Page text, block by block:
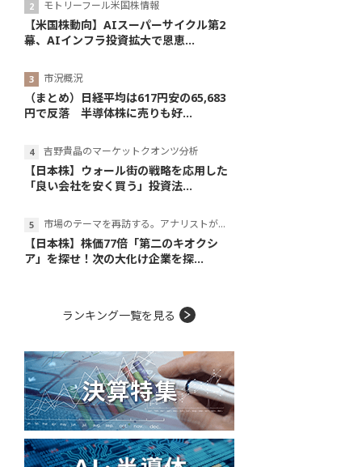
モトリーフール米国株情報
【米国株動向】AIスーパーサイクル第2
幕、AIインフラ投資拡大で恩恵...
市況概況
（まとめ）日経平均は617円安の65,683
円で反落 半導体株に売りも好...
吉野貴晶のマーケットクオンツ分析
【日本株】ウォール街の戦略を応用した
「良い会社を安く買う」投資法...
市場のテーマを再訪する。アナリストが読み解くテーマの本質
【日本株】株価77倍「第二のキオクシ
ア」を探せ！次の大化け企業を探...
ランキング一覧を見る